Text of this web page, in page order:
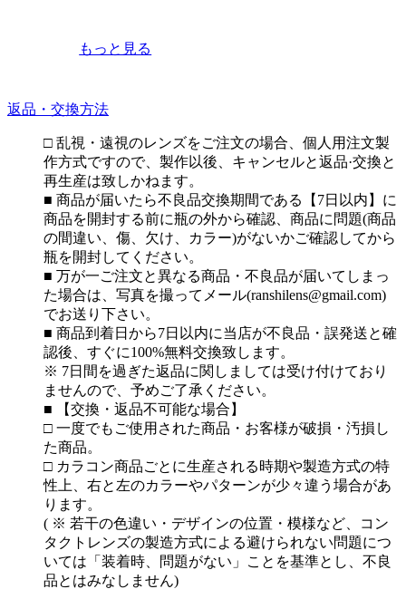
もっと見る
返品・交換方法
□ 乱視・遠視のレンズをご注文の場合、個人用注文製
作方式ですので、製作以後、キャンセルと返品·交換と
再生産は致しかねます。
■ 商品が届いたら不良品交換期間である【7日以内】に
商品を開封する前に瓶の外から確認、商品に問題(商品
の間違い、傷、欠け、カラー)がないかご確認してから
瓶を開封してください。
■ 万が一ご注文と異なる商品・不良品が届いてしまっ
た場合は、写真を撮ってメール(ranshilens@gmail.com)
でお送り下さい。
■ 商品到着日から7日以内に当店が不良品・誤発送と確
認後、すぐに100%無料交換致します。
※ 7日間を過ぎた返品に関しましては受け付けており
ませんので、予めご了承ください。
■ 【交換・返品不可能な場合】
□ 一度でもご使用された商品・お客様が破損・汚損し
た商品。
□ カラコン商品ごとに生産される時期や製造方式の特
性上、右と左のカラーやパターンが少々違う場合があ
ります。
( ※ 若干の色違い・デザインの位置・模様など、コン
タクトレンズの製造方式による避けられない問題につ
いては「装着時、問題がない」ことを基準とし、不良
品とはみなしません)